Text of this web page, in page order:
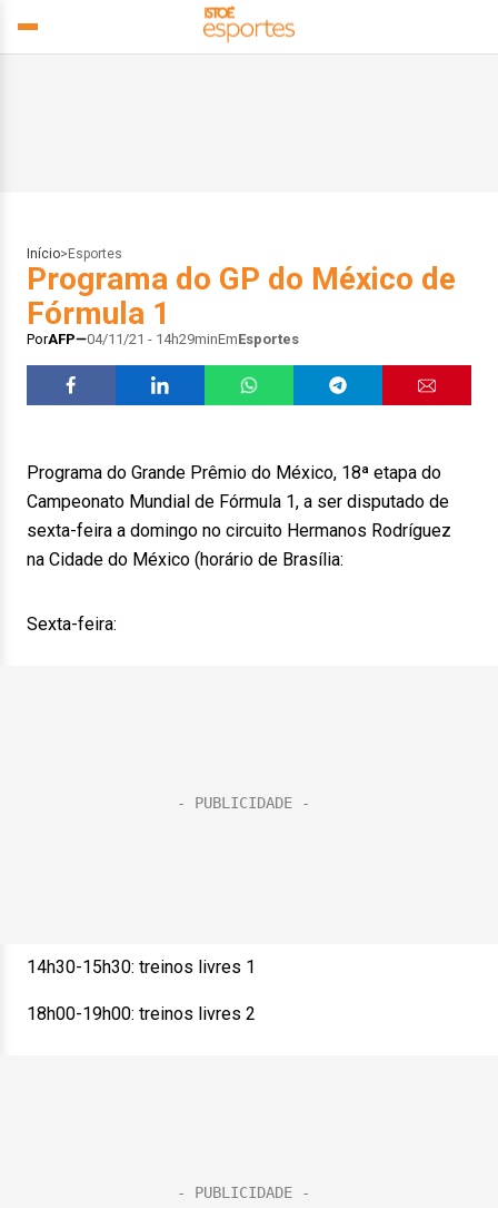
Início> Esportes
Programa do GP do México de
Fórmula 1
PorAFP 04/11/21 - 14h29minEmEsportes
Programa do Grande Prêmio do México, 18ª etapa do
Campeonato Mundial de Fórmula 1, a ser disputado de
sexta-feira a domingo no circuito Hermanos Rodríguez
na Cidade do México (horário de Brasília:
Sexta-feira:
14h30-15h30: treinos livres 1
18h00-19h00: treinos livres 2